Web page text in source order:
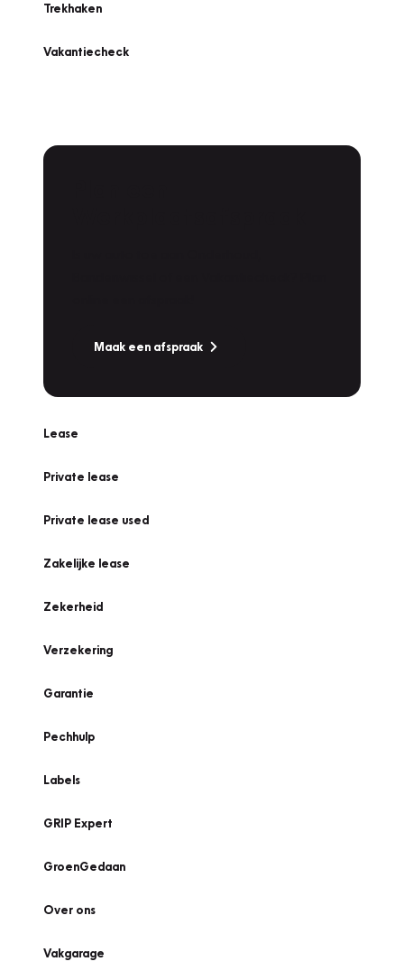
Trekhaken
Vakantiecheck
Maak een afspraak
Lease
Private lease
Private lease used
Zakelijke lease
Zekerheid
Verzekering
Garantie
Pechhulp
Labels
GRIP Expert
GroenGedaan
Over ons
Vakgarage